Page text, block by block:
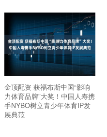
金顶配资 获福布斯中国“影响
力体育品牌”大奖！中国人寿携
手NYBO树立青少年体育IP发
展典范